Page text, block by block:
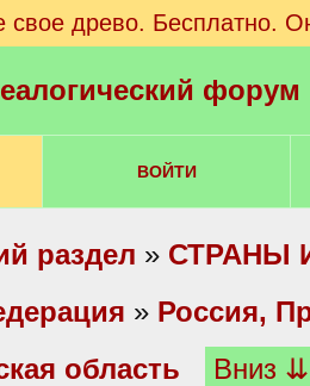
свое древо. Бесплатно.
ВОЙТИ
раздел » СТРАНЫ
» Россия,
область Вниз ⇊